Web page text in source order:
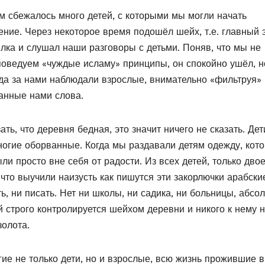
сбежалось много детей, с которыми мы могли начать
Через некоторое время подошёл шейх, т.е. главный
и слушал наши разговоры с детьми. Поняв, что мы не
«чуждые исламу» принципы, он спокойно ушёл,
за нами наблюдали взрослые, внимательно «фильтруя»
нами слова.
что деревня бедная, это значит ничего не сказать.
оборванные. Когда мы раздавали детям одежду,
просто вне себя от радости. Из всех детей, только двое
выучили наизусть как пишутся эти закорлючки
ни писать. Нет ни школы, ни садика, ни больницы,
контролируется шейхом деревни и никого к нему
не только дети, но и взрослые, всю жизнь прожившие в